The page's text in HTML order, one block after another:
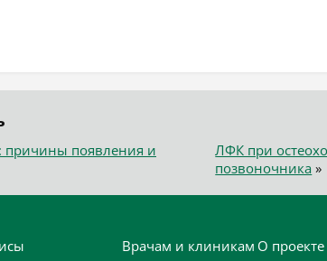
причины появления и
ЛФК при
позвоночника »
Врачам и клиникам О проекте